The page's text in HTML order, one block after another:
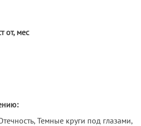
от, мес
Темные круги под глазами,